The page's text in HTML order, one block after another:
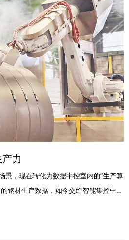
力
景，现在转化为数据中控室内的“生产算
钢材生产数据，如今交给智能集控中心